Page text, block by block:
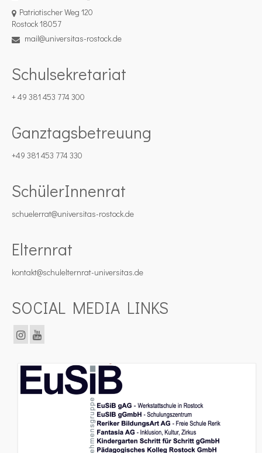
Patriotischer Weg 120
Rostock 18057
mail@universitas-rostock.de
Schulsekretariat
+ 49 381 453 774 300
Ganztagsbetreuung
+49 381 453 774 330
SchülerInnenrat
schuelerrat@universitas-rostock.de
Elternrat
kontakt@schulelternrat-universitas.de
SOCIAL MEDIA LINKS